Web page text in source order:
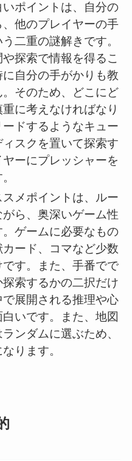
ポイントは、自分の
他のプレイヤーの手
二重の謎解きです。
探索で情報を得るこ
自分の手がかりも教
そのため、どこにど
に考えなければなり
ドするようなキュー
スクを置いて探索す
ーにプレッシャーを
メポイントは、ルー
ら、奥深いゲーム性
ゲームに必要なもの
ード、コマなど少数
す。また、手番でで
索するかの二択だけ
展開される推理や心
いです。また、地図
ンダムに選ぶため、
ります。